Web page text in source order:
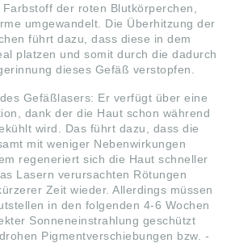
der roten Blutkörperchen,
umgewandelt. Die Überhitzung der
führt dazu, dass diese in dem
platzen und somit durch die dadurch
dieses Gefäß verstopfen.
Gefäßlasers: Er verfügt über eine
dank der die Haut schon während
wird. Das führt dazu, dass die
mit weniger Nebenwirkungen
regeneriert sich die Haut schneller
Lasern verursachten Rötungen
Zeit wieder. Allerdings müssen
in den folgenden 4-6 Wochen
Sonneneinstrahlung geschützt
Pigmentverschiebungen bzw. -